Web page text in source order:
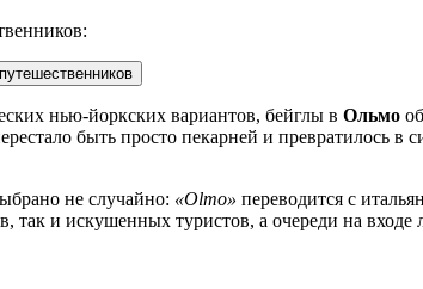
нью-йоркских вариантов, бейглы в Ольмо
быть просто пекарней и превратилось
не случайно: «Olmo» переводится с
так и искушенных туристов, а очереди на